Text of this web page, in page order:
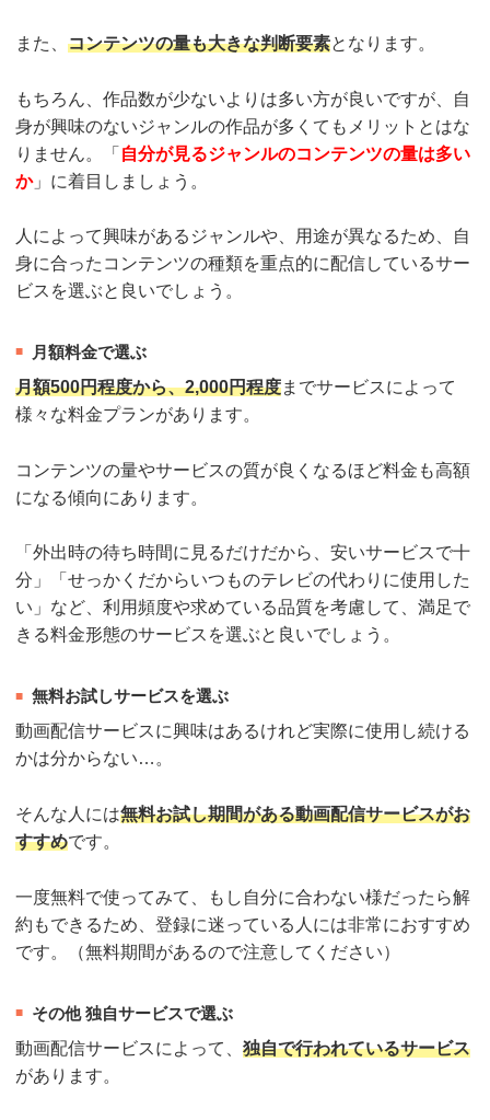
また、 コンテンツの量も大きな判断要素となります。
もちろん、作品数が少ないよりは多い方が良いですが、自
身が興味のないジャンルの作品が多くてもメリットとはな
りません。「 自分が見るジャンルのコンテンツの量は多い
か」に着目しましょう。
人によって興味があるジャンルや、用途が異なるため、自
身に合ったコンテンツの種類を重点的に配信しているサー
ビスを選ぶと良いでしょう。
月額料金で選ぶ
月額500円程度から、2,000円程度までサービスによって
様々な料金プランがあります。
コンテンツの量やサービスの質が良くなるほど料金も高額
になる傾向にあります。
「外出時の待ち時間に見るだけだから、安いサービスで十
分」「せっかくだからいつものテレビの代わりに使用した
い」など、利用頻度や求めている品質を考慮して、満足で
きる料金形態のサービスを選ぶと良いでしょう。
無料お試しサービスを選ぶ
動画配信サービスに興味はあるけれど実際に使用し続ける
かは分からない…。
そんな人には無料お試し期間がある動画配信サービスがお
すすめです。
一度無料で使ってみて、もし自分に合わない様だったら解
約もできるため、登録に迷っている人には非常におすすめ
です。（無料期間があるので注意してください）
その他 独自サービスで選ぶ
動画配信サービスによって、 独自で行われているサービス
があります。